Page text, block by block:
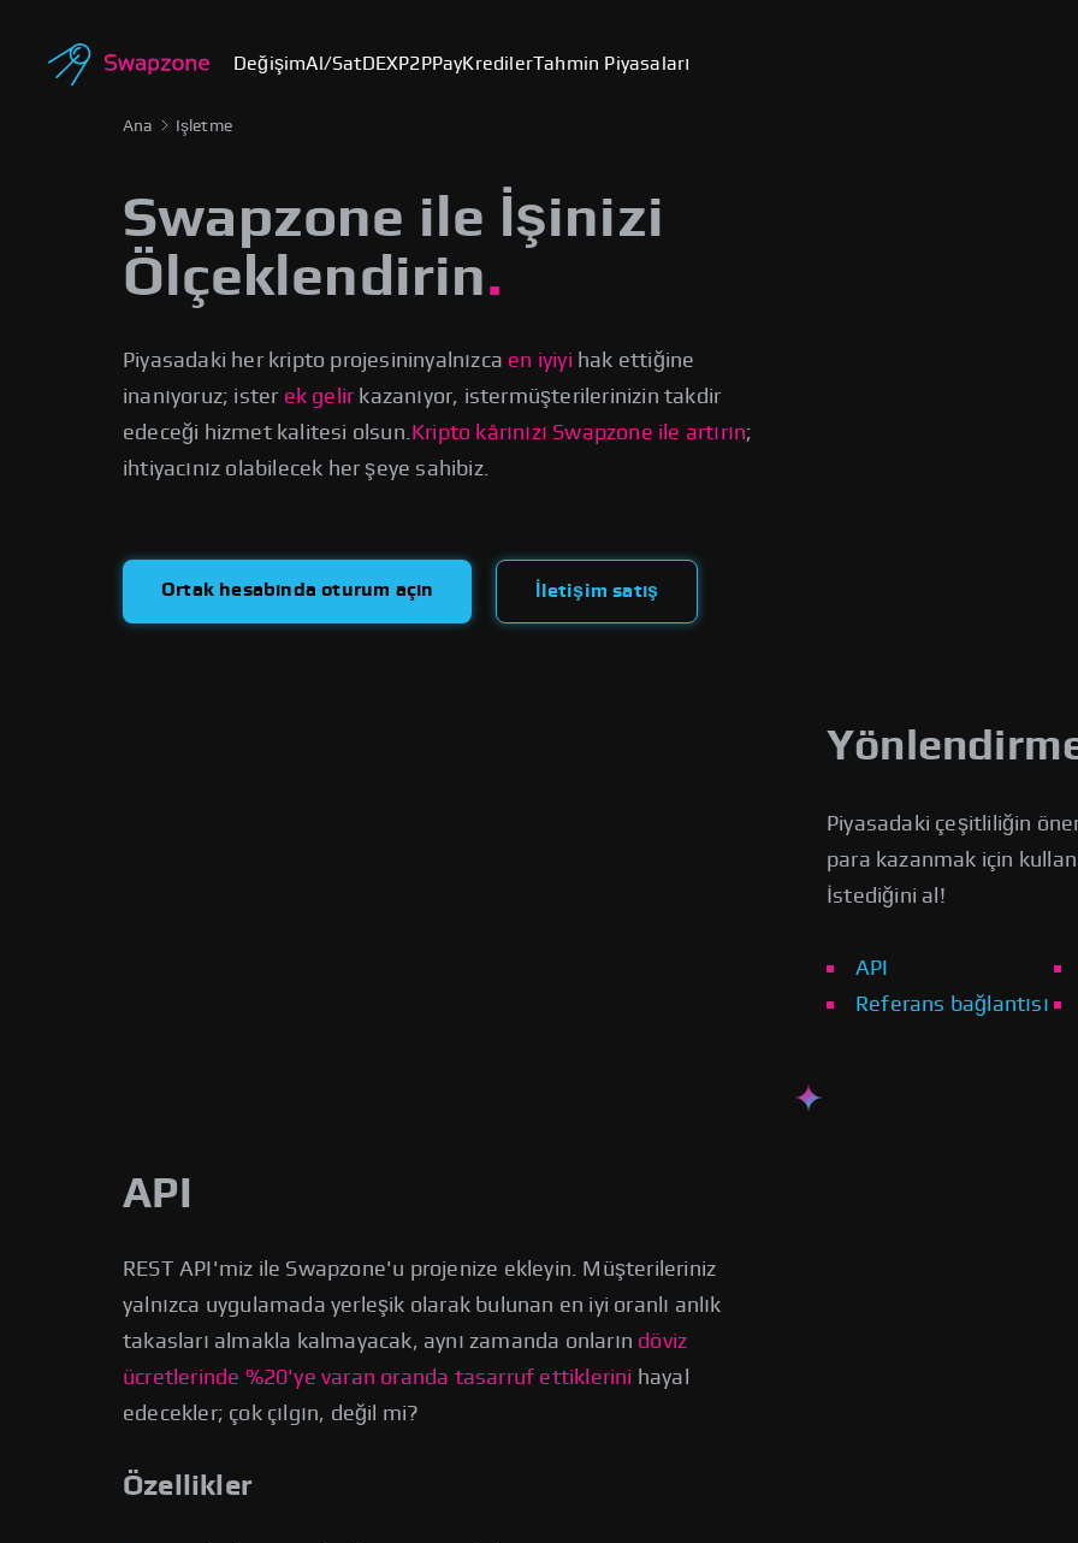
DeğişimAl/SatDEXP2PPayKredilerTahmin Piyasaları
Ana Işletme
Swapzone ile İşinizi
Ölçeklendirin
Piyasadaki her kripto projesininyalnızca en iyiyi hak ettiğine
inanıyoruz; ister ek gelir kazanıyor, istermüşterilerinizin takdir
edeceği hizmet kalitesi olsun. Kripto kârınızı Swapzone ile artırın;
ihtiyacınız olabilecek her şeye sahibiz.
Ortak hesabında oturum açın İletişim satış
Piyasadaki çeşitliliğin
para kazanmak için
İstediğini al!
API
Referans bağlantısı
API
REST API'miz ile Swapzone'u projenize ekleyin. Müşterileriniz
yalnızca uygulamada yerleşik olarak bulunan en iyi oranlı anlık
takasları almakla kalmayacak, aynı zamanda onların döviz
ücretlerinde %20'ye varan oranda tasarruf ettiklerini hayal
edecekler; çok çılgın, değil mi?
Özellikler